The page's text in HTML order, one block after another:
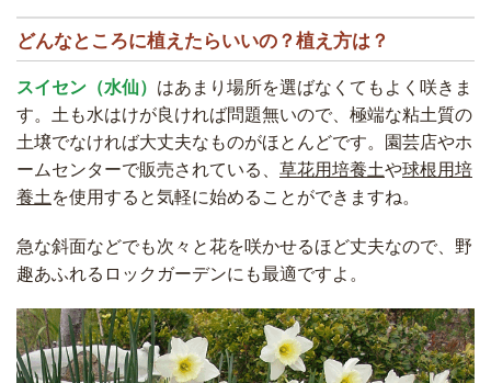
どんなところに植えたらいいの？植え方は？
スイセン（水仙） はあまり場所を選ばなくてもよく咲きま
す。土も水はけが良ければ問題無いので、極端な粘土質の
土壌でなければ大丈夫なものがほとんどです。園芸店やホ
ームセンターで販売されている、 草花用培養土や球根用培
養土を使用すると気軽に始めることができますね。
急な斜面などでも次々と花を咲かせるほど丈夫なので、野
趣あふれるロックガーデンにも最適ですよ。